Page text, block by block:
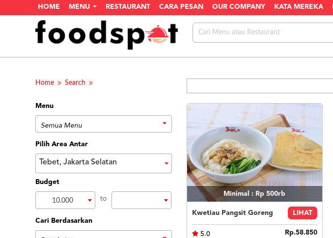
HOME MENU RESTAURANT CARA PESAN OUR COMPANY KATA MEREKA
Home Search
Menu
Pilih Area Antar
Tebet, Jakarta Selatan
Budget
10.000 to
Cari Berdasarkan
Minimal : Rp 500rb
Kwetiau Pangsit Goreng LIHAT
5.0 Rp.58.850